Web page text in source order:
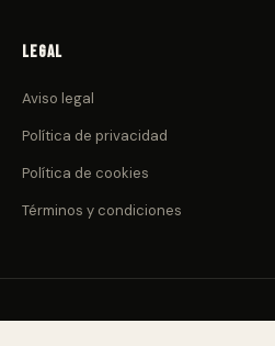
Legal
Aviso legal
Política de privacidad
Política de cookies
Términos y condiciones